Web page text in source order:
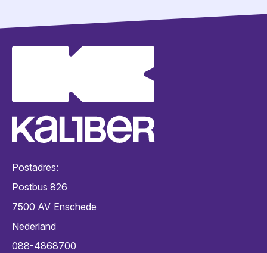
Postadres:
Postbus 826
7500 AV Enschede
Nederland
088-4868700